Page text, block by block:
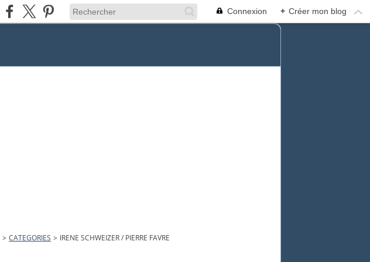
Connexion + Créer mon blog
> CATEGORIES > IRENE SCHWEIZER / PIERRE FAVRE